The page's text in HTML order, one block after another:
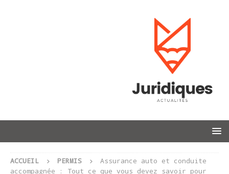
ACCUEIL PERMIS
Assurance auto et conduite
accompagnée : Tout ce que vous devez savoir pour